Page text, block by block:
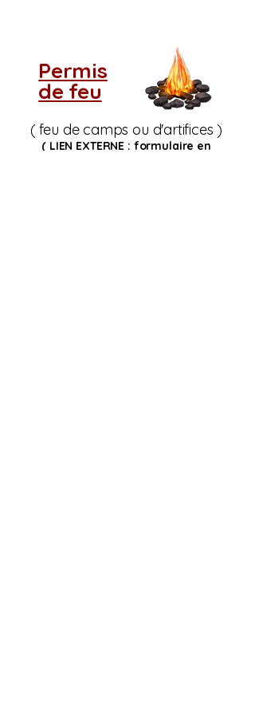
Permis
de feu
( feu de camps ou d'artifices )
( LIEN EXTERNE : formulaire en